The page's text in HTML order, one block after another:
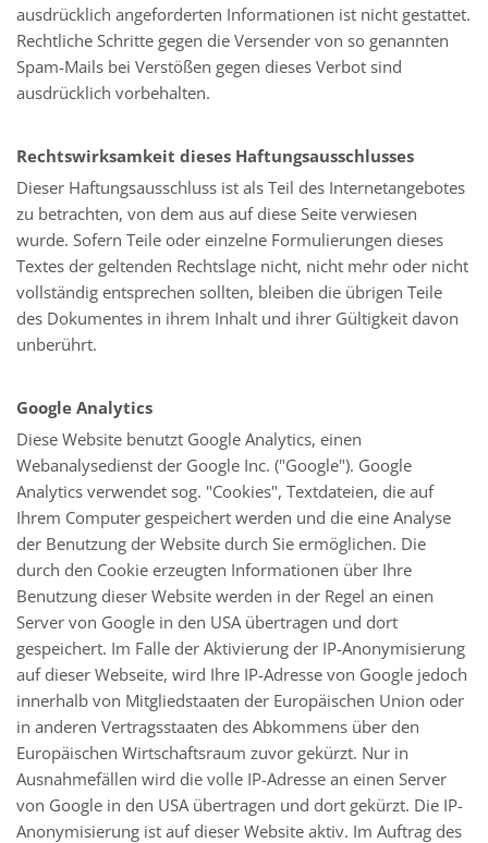
ausdrücklich angeforderten Informationen ist nicht gestattet.
Rechtliche Schritte gegen die Versender von so genannten
Spam-Mails bei Verstößen gegen dieses Verbot sind
ausdrücklich vorbehalten.
Rechtswirksamkeit dieses Haftungsausschlusses
Dieser Haftungsausschluss ist als Teil des Internetangebotes
zu betrachten, von dem aus auf diese Seite verwiesen
wurde. Sofern Teile oder einzelne Formulierungen dieses
Textes der geltenden Rechtslage nicht, nicht mehr oder nicht
vollständig entsprechen sollten, bleiben die übrigen Teile
des Dokumentes in ihrem Inhalt und ihrer Gültigkeit davon
unberührt.
Google Analytics
Diese Website benutzt Google Analytics, einen
Webanalysedienst der Google Inc. ("Google"). Google
Analytics verwendet sog. "Cookies", Textdateien, die auf
Ihrem Computer gespeichert werden und die eine Analyse
der Benutzung der Website durch Sie ermöglichen. Die
durch den Cookie erzeugten Informationen über Ihre
Benutzung dieser Website werden in der Regel an einen
Server von Google in den USA übertragen und dort
gespeichert. Im Falle der Aktivierung der IP-Anonymisierung
auf dieser Webseite, wird Ihre IP-Adresse von Google jedoch
innerhalb von Mitgliedstaaten der Europäischen Union oder
in anderen Vertragsstaaten des Abkommens über den
Europäischen Wirtschaftsraum zuvor gekürzt. Nur in
Ausnahmefällen wird die volle IP-Adresse an einen Server
von Google in den USA übertragen und dort gekürzt. Die IP-
Anonymisierung ist auf dieser Website aktiv. Im Auftrag des